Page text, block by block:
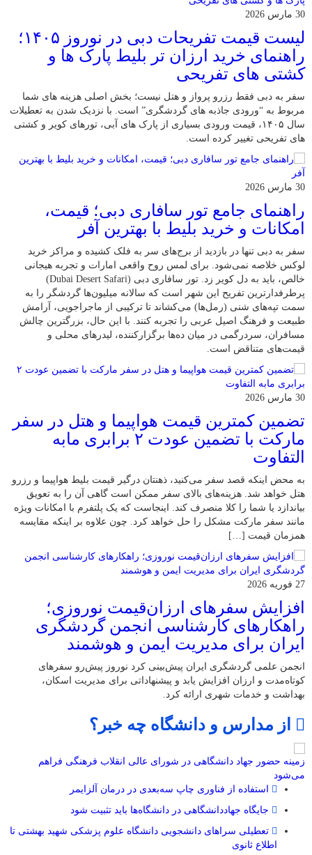
30 مارس 2026
لیست قیمت تفریحات دبی در نوروز ۱۴۰۵؛
راهنمای خرید ارزان تر بلیط پارک ها و
کشتی های تفریحی
سفر به دبی فقط رزرو پرواز و هتل نیست؛ بخش اصلی هزینه‌ های شما
مربوط به “ورودی جاذبه‌ های گردشگری” است. با نزدیک شدن به تعطیلات
سال ۱۴۰۵، قیمت ورودی بسیاری از پارک‌ های آبی، تورهای کویر و کشتی‌
های تفریحی تغییر کرده است.
30 مارس 2026
راهنمای جامع تور سافاری دبی؛ قیمت،
امکانات و خرید بلیط با بهترین آفر
سفر به دبی تنها در بازدید از برج‌های سر به فلک کشیده و مراکز خرید
لوکس خلاصه نمی‌شود. برای لمس روح واقعی امارات و تجربه هیجانی
خالص، باید به دل کویر زد. تور سافاری دبی (Dubai Desert Safari)
پرطرفدارترین تفریح این شهر است که سالانه میلیون‌ها گردشگر را به
سمت تپه‌های شنی (رمل‌ها) می‌کشاند تا ترکیبی از ماجراجویی، آرامش
طبیعت و فرهنگ اصیل عربی را تجربه کنند. با این حال، بزرگترین چالش
مسافران، سردرگمی در میان ده‌ها برگزارکننده، لیدرهای محلی و
قیمت‌های متناقض است.
30 مارس 2026
تضمین کمترین قیمت هواپیما و هتل در سفر
مارکت با تضمین عودت ۲ برابری مابه
التفاوت
به محض اینکه قصد سفر می‌کنید، ذهنتان درگیر قیمت بلیط هواپیما و رزرو
هتل خواهد شد. هزینه‌های بالای سفر ممکن است گاهی آن را به تعویق
بیاندازد یا شما را کلا منصرف کند. اینجاست که یک پلتفرم با امکانات ویژه
مانند سفر مارکت مشکل را حل خواهد کرد. چون علاوه بر اینکه مقایسه
همزمان قیمت […]
27 فوریه 2026
افزایش سفرهای ارزان‌قیمت نوروزی؛
راهکارهای کارشناسی انجمن گردشگری
ایران برای مدیریت ایمن و هوشمند
انجمن علمی گردشگری ایران پیش‌بینی کرد نوروز پیش‌رو سفرهای
کوتاه‌مدت و ارزان افزایش یابد و پیشنهاداتی برای مدیریت اسکان،
بهداشت و خدمات شهری ارائه کرد.
از مدارس و دانشگاه چه خبر؟
زمینه حضور جهاد دانشگاهی در شورای عالی انقلاب فرهنگی فراهم
می‌شود
استفاده از فناوری چاپ سه‌بعدی در درمان آلزایمر
جایگاه جهاددانشگاهی در دانشگاه‌ها باید تثبیت شود
تعطیلی سراهای دانشجویی دانشگاه علوم پزشکی شهید بهشتی تا
اطلاع ثانوی